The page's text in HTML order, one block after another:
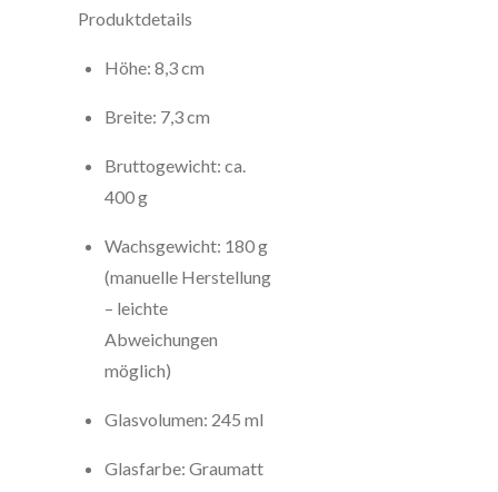
Produktdetails
Höhe: 8,3 cm
Breite: 7,3 cm
Bruttogewicht: ca.
400 g
Wachsgewicht: 180 g
(manuelle Herstellung
– leichte
Abweichungen
möglich)
Glasvolumen: 245 ml
Glasfarbe: Graumatt